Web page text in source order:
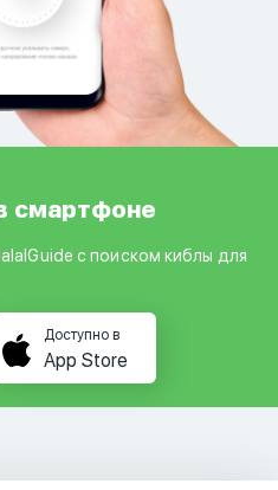
смартфоне
с поиском киблы для
Доступно в
App Store